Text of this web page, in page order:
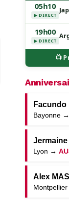
05h10
▶ DIRECT
19h00
▶ DIRECT
📺
Facundo
Bayonne →
Lyon →
Alex